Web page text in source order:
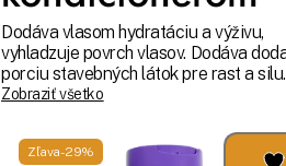
Dodáva vlasom hydratáciu a výživu,
vyhladzuje povrch vlasov. Dodáva dodatočnú
porciu stavebných látok pre rast a silu.
Zobraziť všetko
Zľava -29%